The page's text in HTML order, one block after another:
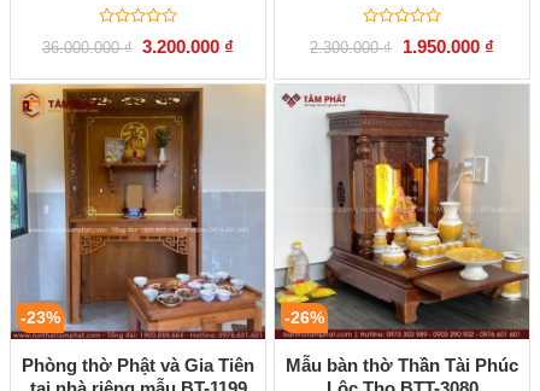
Được
xếp
0
5
sao
36.000.000₫ Giá
là:
36.000.000 ₫.
3.200.000 ₫
tại
3.200.000 ₫.
Được
xếp
0
sao
2.300.000₫
Giá
là:
2.300.000 ₫.
1.950.000 ₫Giá
tại
-23%
Phòng thờ Phật và Gia Tiên
-26%
Mẫu bàn thờ Thần Tài Phúc